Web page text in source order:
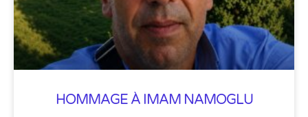
HOMMAGE À IMAM NAMOGLU